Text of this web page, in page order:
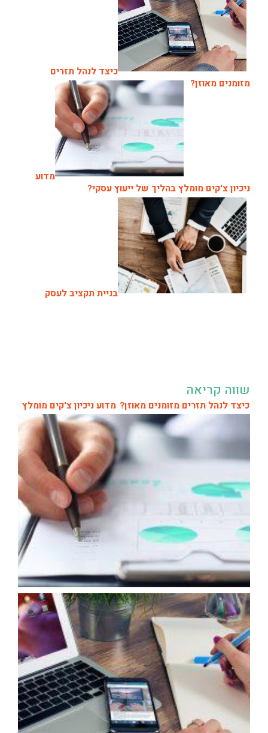
כיצד לנהל תזרים
מזומנים מאוזן?
מדוע
ניכיון צ'קים מומלץ בהליך של ייעוץ עסקי?
בניית תקציב לעסק
שווה קריאה
כיצד לנהל תזרים מזומנים מאוזן? מדוע ניכיון צ'קים מומלץ